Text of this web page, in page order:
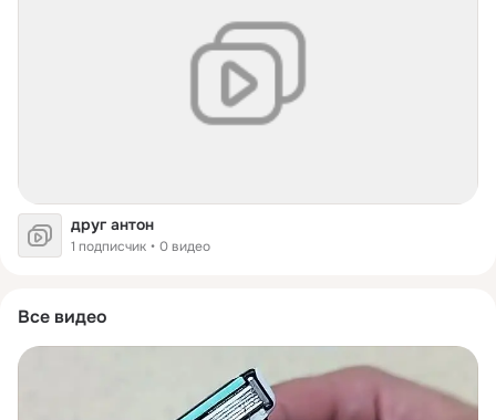
друг антон
1 подписчик 0 видео
Все видео